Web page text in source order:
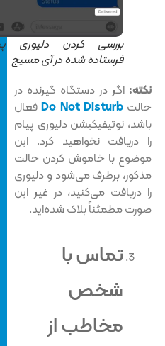
بررسی کردن دلیوری پیام
فرستاده شده در آی مسیج
نکته:اگر در دستگاه گیرنده در
حالتDo Not Disturbفعال
باشد، نوتیفیکیشن دلیوری پیام
را دریافت نخواهید کرد. این
موضوع با خاموش کردن حالت
مذکور، برطرف می‌شود و دلیوری
را دریافت می‌کنید، در غیر این
صورت مطمئناً بلاک شده‌اید.
تماس با
شخص
مخاطب از